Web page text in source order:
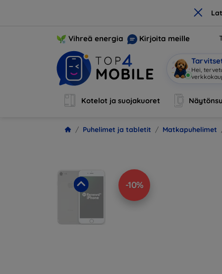
×
Vihreä energia Kirjoita meille
Olen M|
Kotelot ja suojakuoret
Puhelimet ja tabletit Matkapuhelimet
-10%